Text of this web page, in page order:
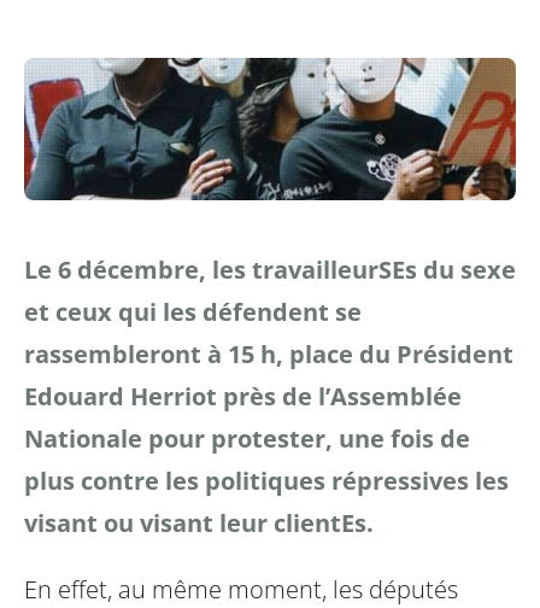
Le 6 décembre, les travailleurSEs du sexe
et ceux qui les défendent se
rassembleront à 15 h, place du Président
Edouard Herriot près de l’Assemblée
Nationale pour protester, une fois de
plus contre les politiques répressives les
visant ou visant leur clientEs.
En effet, au même moment, les députés